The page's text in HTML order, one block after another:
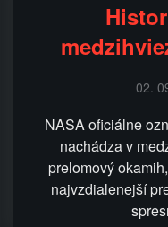
02.
NASA oficiálne
nachádza v
prelomový
najvzdialenejší